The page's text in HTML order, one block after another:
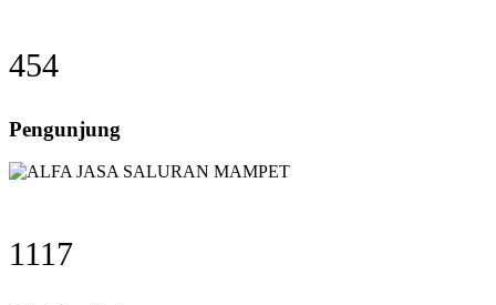
454
Pengunjung
1117